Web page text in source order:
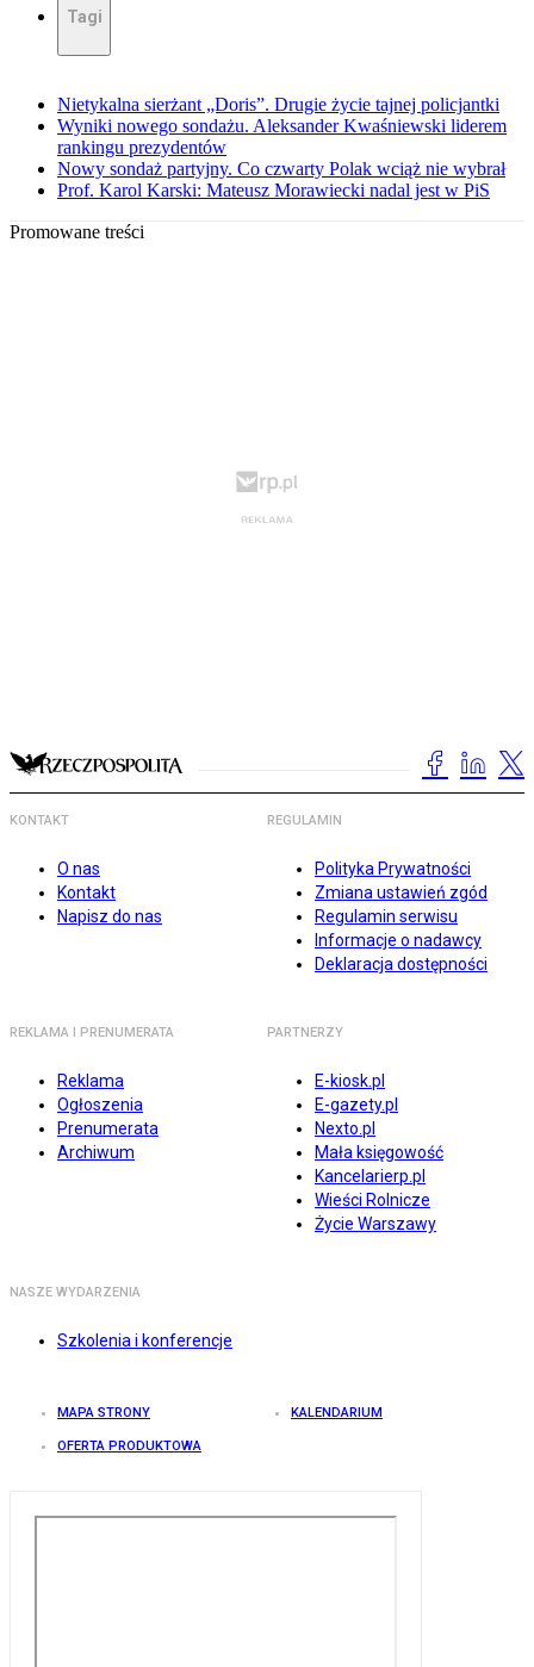
Tagi
Nietykalna sierżant „Doris”. Drugie życie tajnej policjantki
Wyniki nowego sondażu. Aleksander Kwaśniewski liderem
rankingu prezydentów
Nowy sondaż partyjny. Co czwarty Polak wciąż nie wybrał
Prof. Karol Karski: Mateusz Morawiecki nadal jest w PiS
Promowane treści
KONTAKT
O nas
Kontakt
Napisz do nas
REGULAMIN
Polityka Prywatności
Zmiana ustawień zgód
Regulamin serwisu
Informacje o nadawcy
Deklaracja dostępności
REKLAMA I PRENUMERATA
Reklama
Ogłoszenia
Prenumerata
Archiwum
PARTNERZY
E-kiosk.pl
E-gazety.pl
Nexto.pl
Mała księgowość
Kancelarierp.pl
Wieści Rolnicze
Życie Warszawy
NASZE WYDARZENIA
Szkolenia i konferencje
MAPA STRONY KALENDARIUM
OFERTA PRODUKTOWA